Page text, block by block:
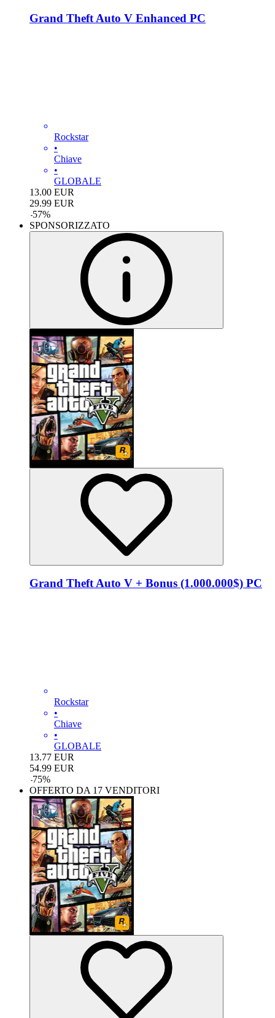
Grand Theft Auto V Enhanced PC
Rockstar
•
Chiave
•
GLOBALE
13.00 EUR
29.99 EUR
-57%
SPONSORIZZATO
Grand Theft Auto V + Bonus (1.000.000$) PC
Rockstar
•
Chiave
•
GLOBALE
13.77 EUR
54.99 EUR
-75%
OFFERTO DA 17 VENDITORI